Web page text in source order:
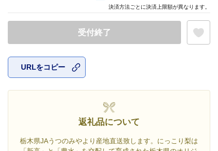
受付終了
URLをコピー
返礼品について
栃木県JAうつのみやより産地直送致します。にっこり梨は
決済方法ごとに決済上限額が異なります。